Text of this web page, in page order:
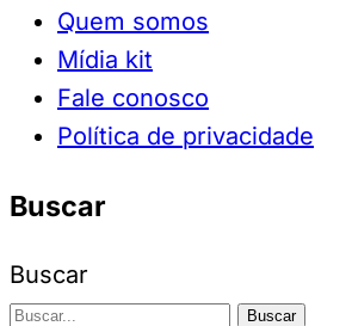
Quem somos
Mídia kit
Fale conosco
Política de privacidade
Buscar
Buscar
Buscar